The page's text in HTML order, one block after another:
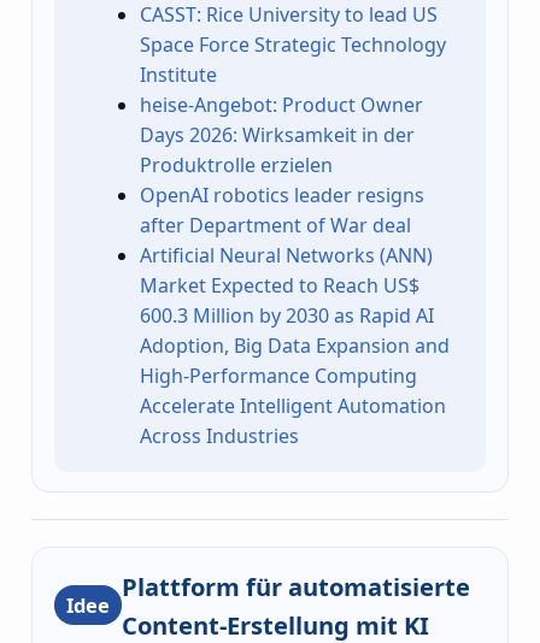
CASST: Rice University to lead US
Space Force Strategic Technology
Institute
heise-Angebot: Product Owner
Days 2026: Wirksamkeit in der
Produktrolle erzielen
OpenAI robotics leader resigns
after Department of War deal
Artificial Neural Networks (ANN)
Market Expected to Reach US$
600.3 Million by 2030 as Rapid AI
Adoption, Big Data Expansion and
High-Performance Computing
Accelerate Intelligent Automation
Across Industries
Idee
Plattform für automatisierte
Content-Erstellung mit KI